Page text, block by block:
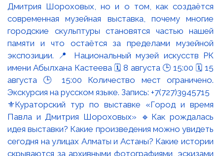
⚜️Кураторский тур по выставке «Город и время
Павла и Дмитрия Шороховых» 🔹Как рождалась
идея выставки? Какие произведения можно увидеть
сегодня на улицах Алматы и Астаны? Какие истории
скрываются за архивными фотографиями, эскизами